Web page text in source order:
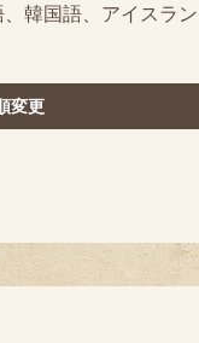
韓国語、アイスラ
変更